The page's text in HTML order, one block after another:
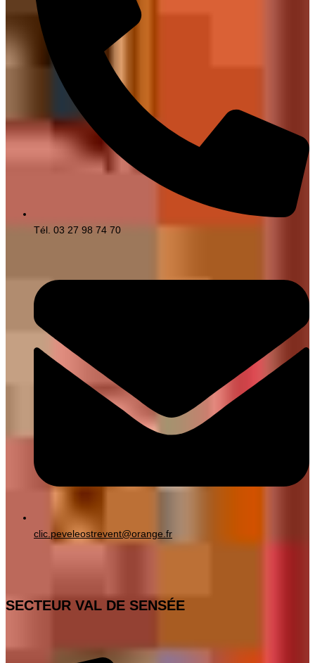
Tél. 03 27 98 74 70
clic.peveleostrevent@orange.fr
SECTEUR VAL DE SENSÉE